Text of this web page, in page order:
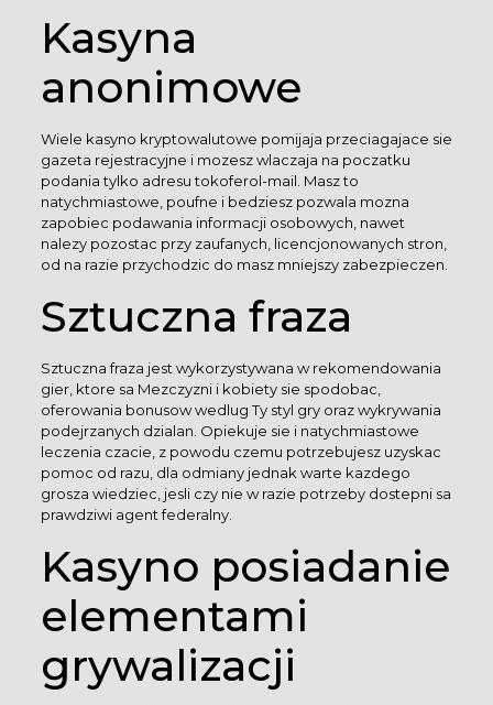
Kasyna
anonimowe
Wiele kasyno kryptowalutowe pomijaja przeciagajace sie
gazeta rejestracyjne i mozesz wlaczaja na poczatku
podania tylko adresu tokoferol-mail. Masz to
natychmiastowe, poufne i bedziesz pozwala mozna
zapobiec podawania informacji osobowych, nawet
nalezy pozostac przy zaufanych, licencjonowanych stron,
od na razie przychodzic do masz mniejszy zabezpieczen.
Sztuczna fraza
Sztuczna fraza jest wykorzystywana w rekomendowania
gier, ktore sa Mezczyzni i kobiety sie spodobac,
oferowania bonusow wedlug Ty styl gry oraz wykrywania
podejrzanych dzialan. Opiekuje sie i natychmiastowe
leczenia czacie, z powodu czemu potrzebujesz uzyskac
pomoc od razu, dla odmiany jednak warte kazdego
grosza wiedziec, jesli czy nie w razie potrzeby dostepni sa
prawdziwi agent federalny.
Kasyno posiadanie
elementami
grywalizacji